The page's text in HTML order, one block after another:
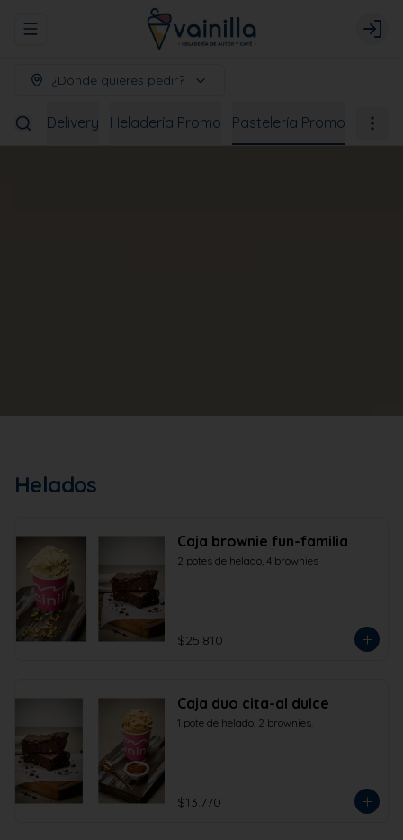
Abrir menu de navegación Login
¿Dónde quieres pedir?
Delivery Heladería Promo Pastelería Promo
Helados
Caja brownie fun-familia
2 potes de helado, 4 brownies
$25.810
Caja duo cita-al dulce
1 pote de helado, 2 brownies.
$13.770